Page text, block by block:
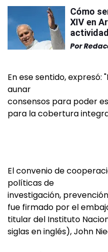
Cómo
XIV en
Por
En ese sentido,
aunar
consensos para poder
para la cobertura
El convenio de
políticas de
investigación,
fue firmado por el
titular del Instituto
siglas en inglés), John